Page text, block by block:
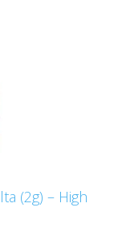
(2g) – High